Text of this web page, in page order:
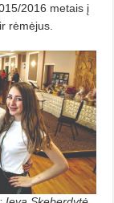
2016 metais į
rėmėjus.